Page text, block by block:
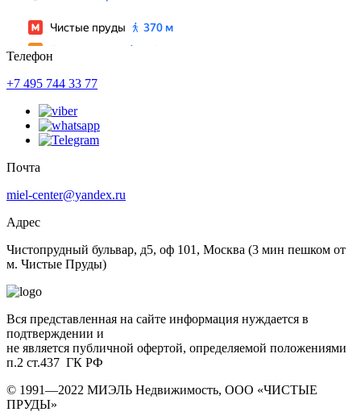
Телефон
+7 495 744 33 77
Почта
miel-center@yandex.ru
Адрес
Чистопрудный бульвар, д5, оф 101, Москва (3 мин пешком от
м. Чистые Пруды)
Вся представленная на сайте информация нуждается в
подтверждении и
не является публичной офертой, определяемой положениями
п.2 ст.437 ГК РФ
© 1991—2022 МИЭЛЬ Недвижимость, ООО «ЧИСТЫЕ
ПРУДЫ»